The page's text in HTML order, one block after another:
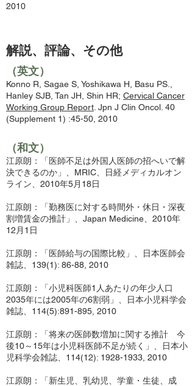
2010
解説、評論、その他
（英文）
Konno R, Sagae S, Yoshikawa H, Basu PS.,
Hanley SJB, Tan JH, Shin HR; Cervical Cancer
Working Group Report . Jpn J Clin Oncol. 40
(Supplement 1) :45-50, 2010
（和文）
江原朗：「医師不足は外国人医師の招へいで解
決できるのか」、MRIC、日経メディカルオン
ライン、2010年5月18日
江原朗：「勤務医に対する時間外・休日・深夜
割増賃金の推計」、Japan Medicine、2010年
12月1日
江原朗：「医師給与の国際比較」、日本医師会
雑誌、139(1): 86-88, 2010
江原朗：「小児科医師1人あたりの年少人口
2035年には2005年の6割弱」、日本小児科学会
雑誌、114(5):891-895, 2010
江原朗：「将来の医師数増加に関する推計 今
後10～15年は小児科医師不足が続く」、日本小
児科学会雑誌、114(12): 1928-1933 , 2010
江原朗：「新生児、乳幼児、学童・生徒、成